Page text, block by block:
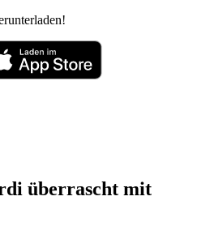
überrascht mit